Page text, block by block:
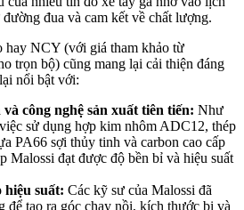
đua và cam kết về chất lượng.
hay NCY (với giá tham khảo từ
trọn bộ) cũng mang lại cải thiện đáng
nổi bật với:
công nghệ sản xuất tiên tiến: Như
sử dụng hợp kim nhôm ADC12, thép
PA66 sợi thủy tinh và carbon cao cấp
Malossi đạt được độ bền bỉ và hiệu suất
hiệu suất: Các kỹ sư của Malossi đã
để tạo ra góc chạy nồi, kích thước bi và